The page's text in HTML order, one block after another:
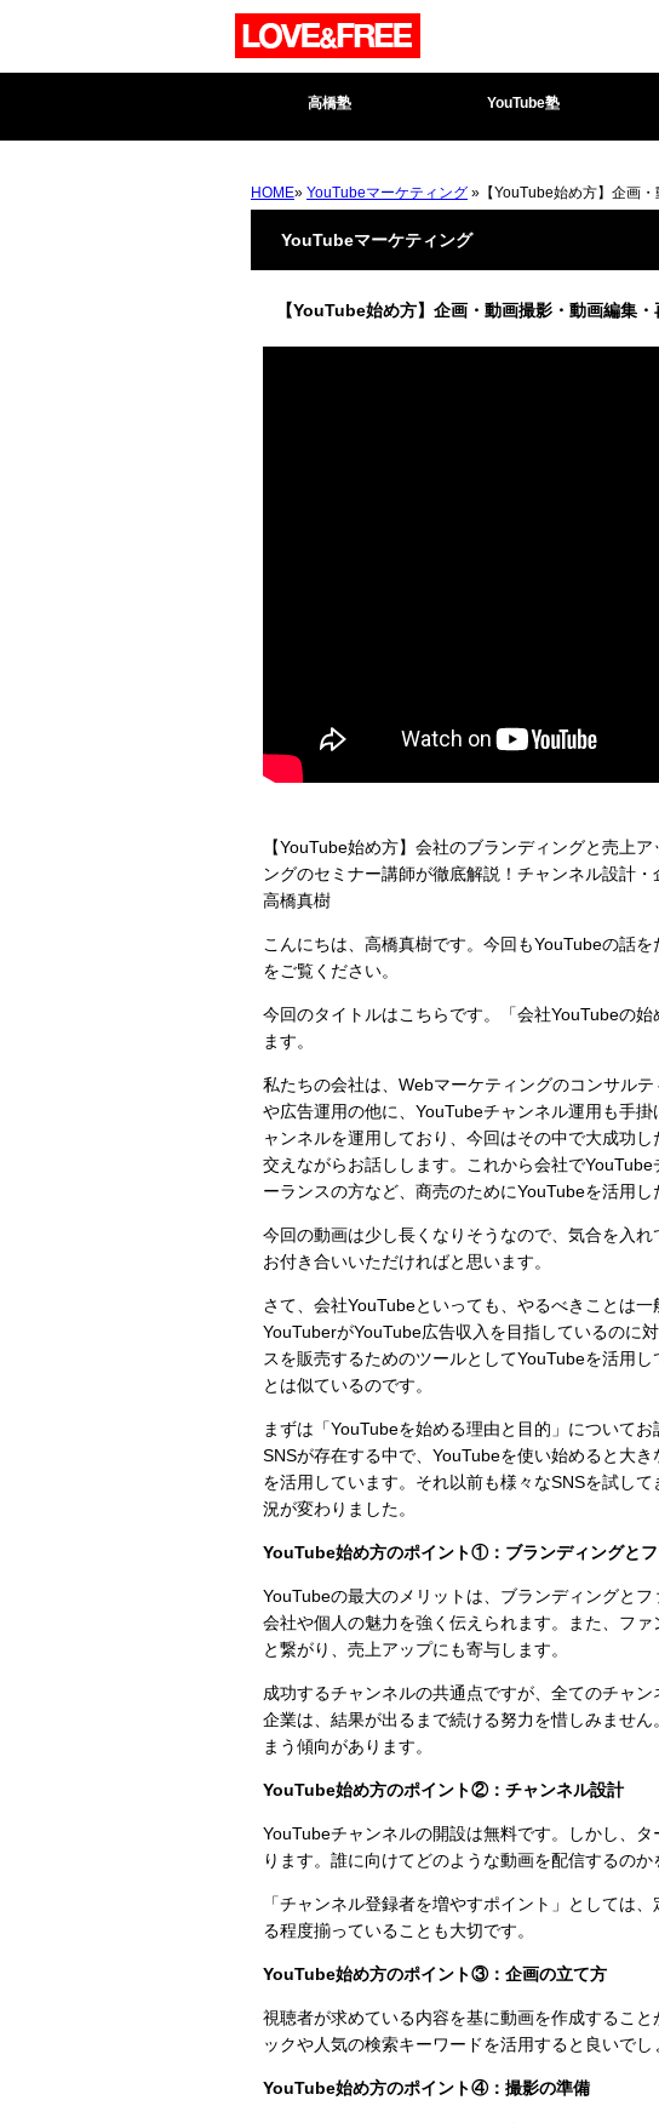
高橋塾 YouTube塾
HOME» YouTubeマーケティング »【YouTube始め方】企画
YouTubeマーケティング
【YouTube始め方】企画・動画撮影・動画編集
【YouTube始め方】会社のブランディングと売上
ングのセミナー講師が徹底解説！チャンネル設計
高橋真樹
こんにちは、高橋真樹です。今回もYouTubeの話
をご覧ください。
今回のタイトルはこちらです。「会社YouTubeの
ます。
私たちの会社は、Webマーケティングのコンサル
や広告運用の他に、YouTubeチャンネル運用も手
ャンネルを運用しており、今回はその中で大成功
交えながらお話しします。これから会社で
ーランスの方など、商売のためにYouTubeを活用し
今回の動画は少し長くなりそうなので、気合を入
お付き合いいただければと思います。
さて、会社YouTubeといっても、やるべきことは
YouTuberがYouTube広告収入を目指しているのに
スを販売するためのツールとしてYouTubeを活用
とは似ているのです。
まずは「YouTubeを始める理由と目的」について
SNSが存在する中で、YouTubeを使い始めると大
を活用しています。それ以前も様々なSNSを試し
況が変わりました。
YouTube始め方のポイント①：ブランディングとフ
YouTubeの最大のメリットは、ブランディングと
会社や個人の魅力を強く伝えられます。また、フ
と繋がり、売上アップにも寄与します。
成功するチャンネルの共通点ですが、全てのチャ
企業は、結果が出るまで続ける努力を惜しみませ
まう傾向があります。
YouTube始め方のポイント②：チャンネル設計
YouTubeチャンネルの開設は無料です。しかし、
ります。誰に向けてどのような動画を配信するのか
「チャンネル登録者を増やすポイント」としては
る程度揃っていることも大切です。
YouTube始め方のポイント③：企画の立て方
視聴者が求めている内容を基に動画を作成するこ
ックや人気の検索キーワードを活用すると良いでし
YouTube始め方のポイント④：撮影の準備